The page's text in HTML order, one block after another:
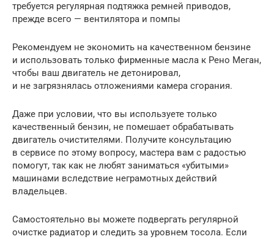
требуется регулярная подтяжка ремней приводов,
прежде всего — вентилятора и помпы
Рекомендуем не экономить на качественном бензине
и использовать только фирменные масла к Рено Меган,
чтобы ваш двигатель не детонировал,
и не загрязнялась отложениями камера сгорания.
Даже при условии, что вы используете только
качественный бензин, не помешает обрабатывать
двигатель очистителями. Получите консультацию
в сервисе по этому вопросу, мастера вам с радостью
помогут, так как не любят заниматься «убитыми»
машинами вследствие неграмотных действий
владельцев.
Самостоятельно вы можете подвергать регулярной
очистке радиатор и следить за уровнем тосола. Если